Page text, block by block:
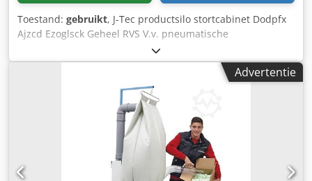
Toestand: gebruikt, J-Tec productsilo stortcabinet Dodpfx
Ajzcd Ezoglsck Geheel RVS V.v. pneumatische
bunkerklopper en niveausensor Zie onze andere
advertenties VMA Wekerom
Advertentie